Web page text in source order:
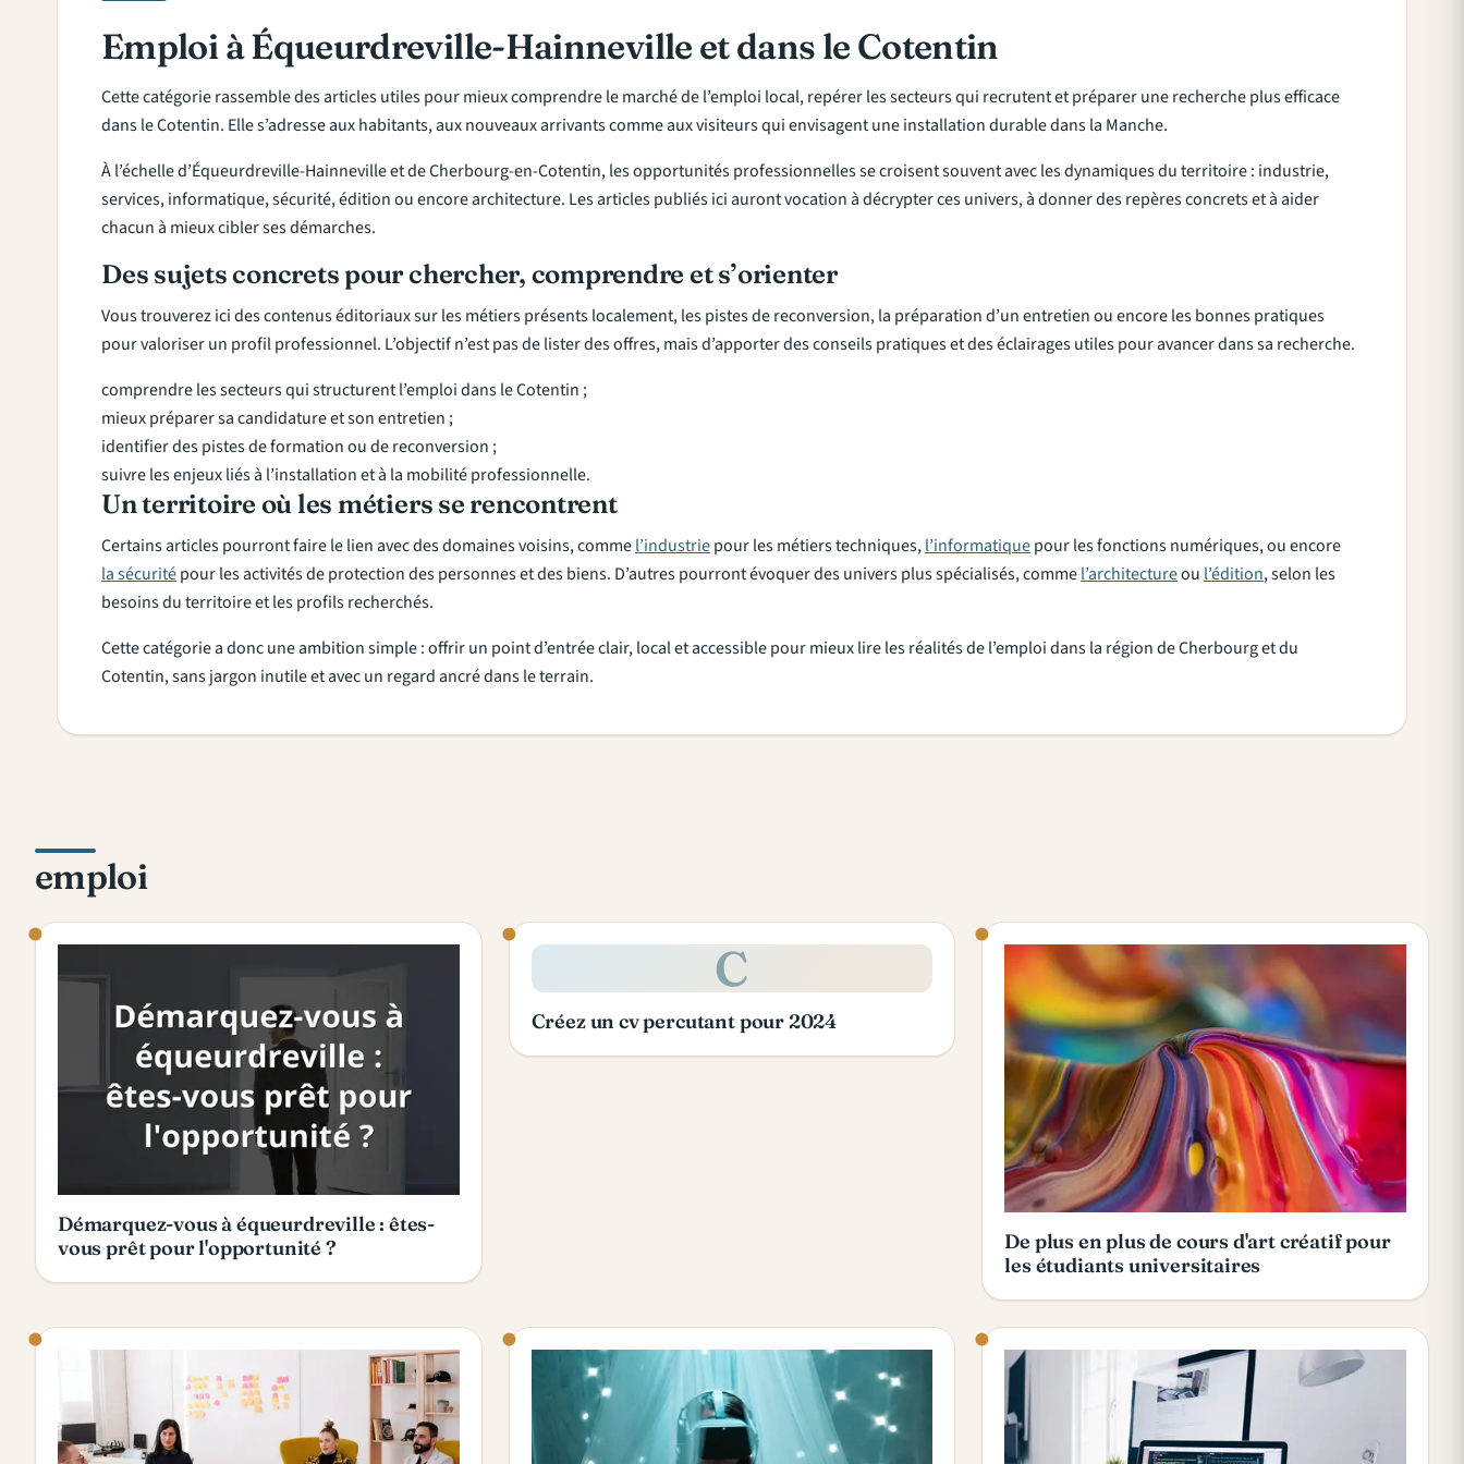
Emploi à Équeurdreville-Hainneville et dans le Cotentin
Cette catégorie rassemble des articles utiles pour mieux comprendre le marché de l’emploi local, repérer les secteurs qui recrutent et préparer une recherche plus efficace
dans le Cotentin. Elle s’adresse aux habitants, aux nouveaux arrivants comme aux visiteurs qui envisagent une installation durable dans la Manche.
À l’échelle d’Équeurdreville-Hainneville et de Cherbourg-en-Cotentin, les opportunités professionnelles se croisent souvent avec les dynamiques du territoire : industrie,
services, informatique, sécurité, édition ou encore architecture. Les articles publiés ici auront vocation à décrypter ces univers, à donner des repères concrets et à aider
chacun à mieux cibler ses démarches.
Des sujets concrets pour chercher, comprendre et s’orienter
Vous trouverez ici des contenus éditoriaux sur les métiers présents localement, les pistes de reconversion, la préparation d’un entretien ou encore les bonnes pratiques
pour valoriser un profil professionnel. L’objectif n’est pas de lister des offres, mais d’apporter des conseils pratiques et des éclairages utiles pour avancer dans sa recherche.
comprendre les secteurs qui structurent l’emploi dans le Cotentin ;
mieux préparer sa candidature et son entretien ;
identifier des pistes de formation ou de reconversion ;
suivre les enjeux liés à l’installation et à la mobilité professionnelle.
Un territoire où les métiers se rencontrent
Certains articles pourront faire le lien avec des domaines voisins, commel’industriepour les métiers techniques,l’informatiquepour les fonctions numériques, ou encore
la sécuritépour les activités de protection des personnes et des biens. D’autres pourront évoquer des univers plus spécialisés, commel’architectureou l’édition, selon les
besoins du territoire et les profils recherchés.
Cette catégorie a donc une ambition simple : offrir un point d’entrée clair, local et accessible pour mieux lire les réalités de l’emploi dans la région de Cherbourg et du
Cotentin, sans jargon inutile et avec un regard ancré dans le terrain.
emploi
Démarquez-vous à équeurdreville : êtes-
vous prêt pour l'opportunité ?
C
Créez un cv percutant pour 2024
De plus en plus de cours d'art créatif pour
les étudiants universitaires